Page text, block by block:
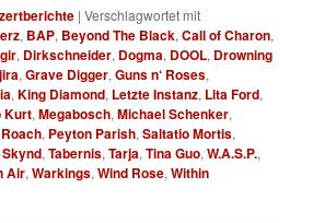
|Verschlagwortet mit
, BAP, Beyond The Black,Call of Charon,
, Dirkschneider, Dogma, DOOL, Drowning
,Grave Digger,Guns n‘ Roses,
,King Diamond, Letzte Instanz, Lita Ford,
Kurt,Megabosch,Michael Schenker,
, Peyton Parish,Saltatio Mortis,
Skynd,Tabernis,Tarja,Tina Guo,W.A.S.P.,
Air,Warkings,Wind Rose,Within